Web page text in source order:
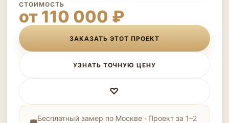
СТОИМОСТЬ
от 110 000 ₽
ЗАКАЗАТЬ ЭТОТ ПРОЕКТ
УЗНАТЬ ТОЧНУЮ ЦЕНУ
♡
Бесплатный замер по Москве · Проект за 1–2